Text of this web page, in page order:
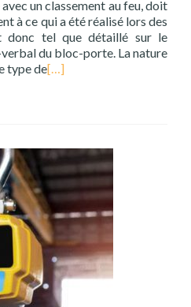
un classement au feu, doit
à ce qui a été réalisé lors des
donc tel que détaillé sur le
du bloc-porte. La nature
type de[…]